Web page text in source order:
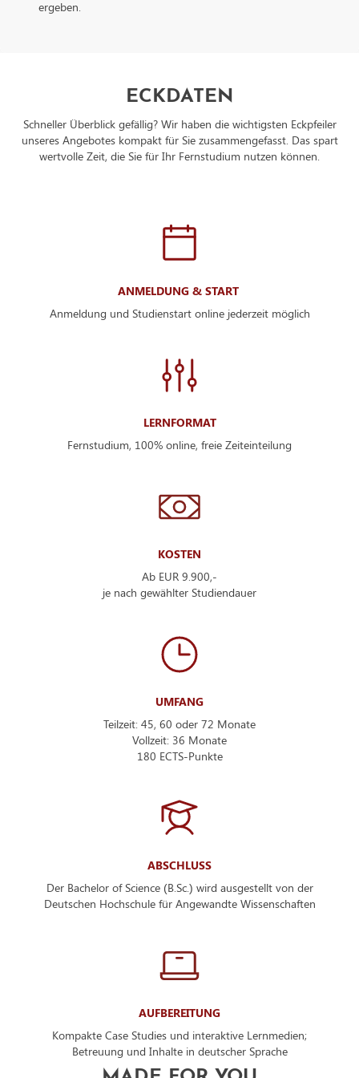
ergeben.
ECKDATEN
Schneller Überblick gefällig? Wir haben die wichtigsten Eckpfeiler
unseres Angebotes kompakt für Sie zusammengefasst. Das spart
wertvolle Zeit, die Sie für Ihr Fernstudium nutzen können.
ANMELDUNG & START
Anmeldung und Studienstart online jederzeit möglich
LERNFORMAT
Fernstudium, 100% online, freie Zeiteinteilung
KOSTEN
Ab EUR 9.900,-
je nach gewählter Studiendauer
UMFANG
Teilzeit: 45, 60 oder 72 Monate
Vollzeit: 36 Monate
180 ECTS-Punkte
ABSCHLUSS
Der Bachelor of Science (B.Sc.) wird ausgestellt von der
Deutschen Hochschule für Angewandte Wissenschaften
AUFBEREITUNG
Kompakte Case Studies und interaktive Lernmedien;
Betreuung und Inhalte in deutscher Sprache